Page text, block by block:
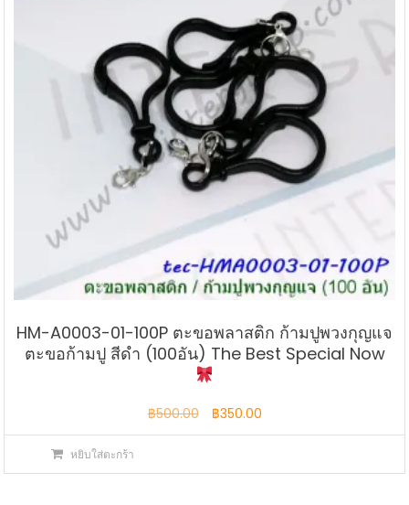
HM-A0003-01-100P ตะขอพลาสติก ก้ามปูพวงกุญแจ
ตะขอก้ามปู สีดำ (100อัน) The Best Special Now
฿500.00
Original
price
฿350.00Current
price
หยิบใส่ตะกร้า